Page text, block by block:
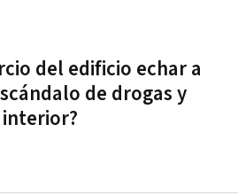
del edificio echar a
de drogas y